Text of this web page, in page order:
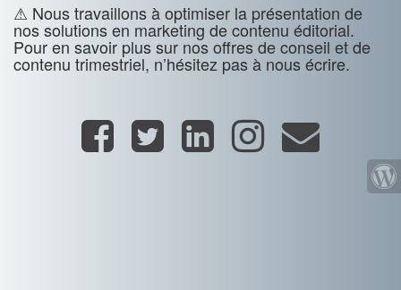
⚠ Nous travaillons à optimiser la présentation de
nos solutions en marketing de contenu éditorial.
Pour en savoir plus sur nos offres de conseil et de
contenu trimestriel, n’hésitez pas à nous écrire.